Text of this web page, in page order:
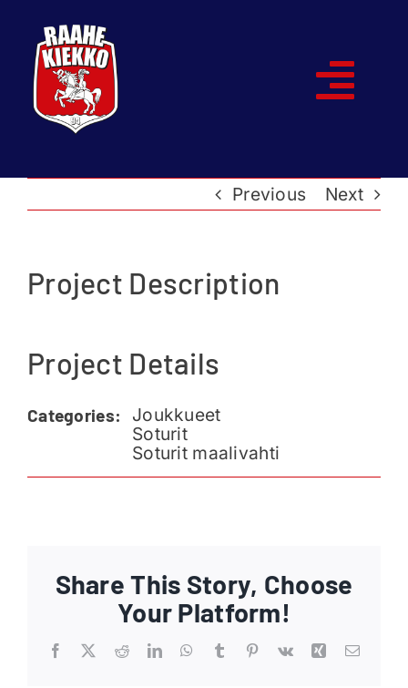
content
Joukkueet
Ottelut
Historia
Ajankohtaista
Previous Next
Project Description
Project Details
Categories:
Joukkueet
Soturit
Soturit maalivahti
Share This Story, Choose
Your Platform!
Facebook RedditLinkedInWhatsApp
Tumblr Pinterest
Vk XingEmail